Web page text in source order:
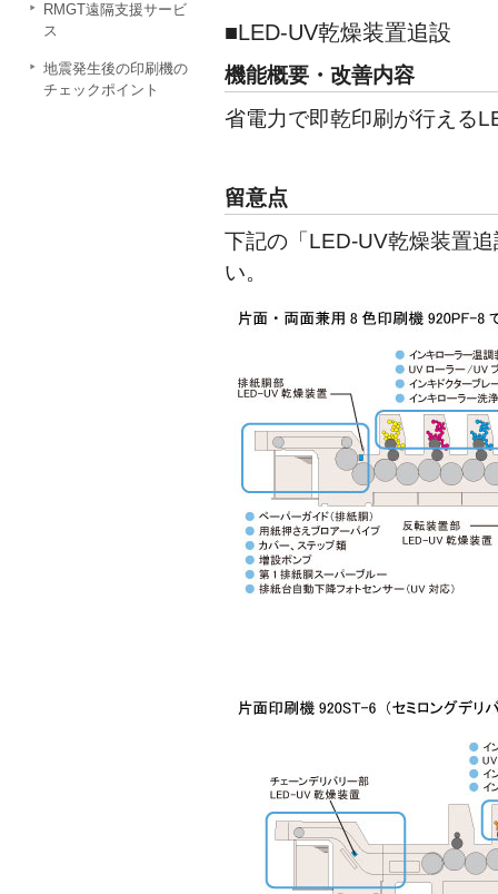
LED-UV乾燥装置追設
機能概要・改善内容
省電力で即乾印刷が行える
留意点
下記の「LED-UV乾燥装置
い。
RMGT遠隔支援サービ
ス
地震発生後の印刷機の
チェックポイント